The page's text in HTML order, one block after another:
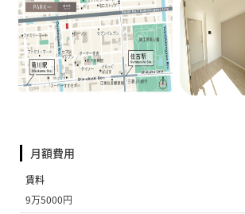
月額費用
賃料
9万5000円